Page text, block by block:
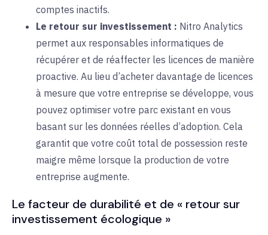
comptes inactifs.
Le retour sur investissement : Nitro Analytics
permet aux responsables informatiques de
récupérer et de réaffecter les licences de manière
proactive. Au lieu d’acheter davantage de licences
à mesure que votre entreprise se développe, vous
pouvez optimiser votre parc existant en vous
basant sur les données réelles d’adoption. Cela
garantit que votre coût total de possession reste
maigre même lorsque la production de votre
entreprise augmente.
Le facteur de durabilité et de « retour sur
investissement écologique »